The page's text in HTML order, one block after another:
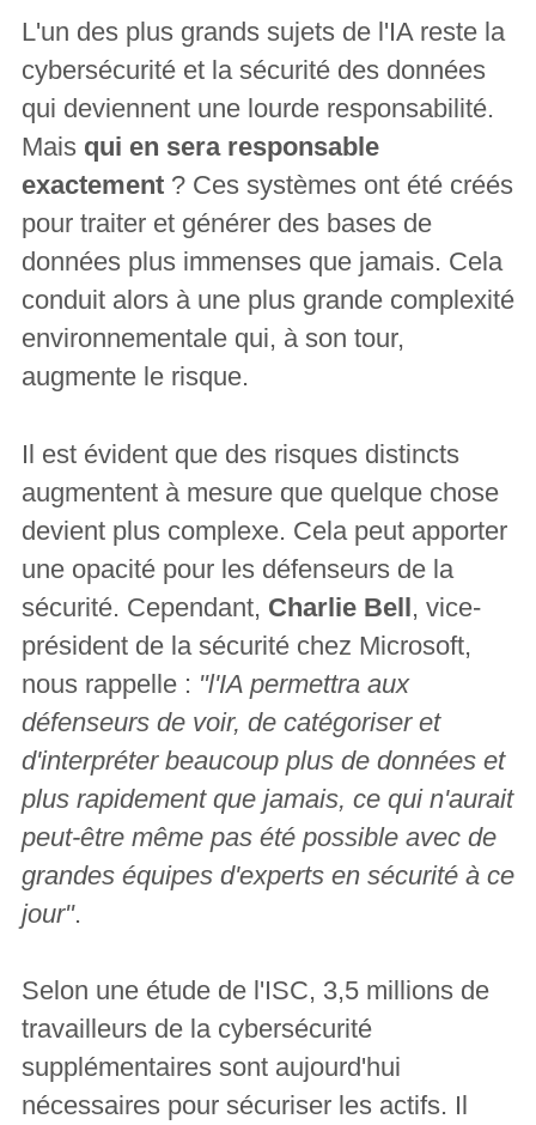
L'un des plus grands sujets de l'IA reste la
cybersécurité et la sécurité des données
qui deviennent une lourde responsabilité.
Mais qui en sera responsable
exactement? Ces systèmes ont été créés
pour traiter et générer des bases de
données plus immenses que jamais. Cela
conduit alors à une plus grande complexité
environnementale qui, à son tour,
augmente le risque.
Il est évident que des risques distincts
augmentent à mesure que quelque chose
devient plus complexe. Cela peut apporter
une opacité pour les défenseurs de la
sécurité. Cependant, Charlie Bell, vice-
président de la sécurité chez Microsoft,
nous rappelle : "l'IA permettra aux
défenseurs de voir, de catégoriser et
d'interpréter beaucoup plus de données et
plus rapidement que jamais, ce qui n'aurait
peut-être même pas été possible avec de
grandes équipes d'experts en sécurité à ce
jour".
Selon une étude de l'ISC, 3,5 millions de
travailleurs de la cybersécurité
supplémentaires sont aujourd'hui
nécessaires pour sécuriser les actifs. Il